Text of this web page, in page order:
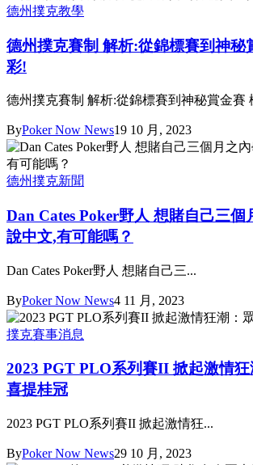
德州撲克教學
德州撲克賽制 解析:從錦標賽到神秘
彩!
德州撲克賽制 解析:從錦標賽到神秘賞金賽
ByPoker Now News19 10 月, 2023
德州撲克新聞
Dan Cates Poker野人 想賭自己三個
說中文,有可能嗎？
Dan Cates Poker野人 想賭自己三...
ByPoker Now News4 11 月, 2023
撲克賽事消息
2023 PGT PLO系列賽II 掀起激情
喜提桂冠
2023 PGT PLO系列賽II 掀起激情狂...
ByPoker Now News29 10 月, 2023